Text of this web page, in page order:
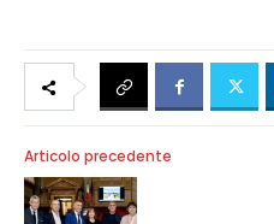
Articolo precedente